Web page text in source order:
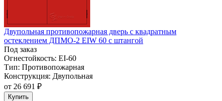
Двупольная противопожарная дверь с квадратным
остеклением ДПМО-2 EIW 60 с штангой
Под заказ
Огнестойкость: EI-60
Тип: Противопожарная
Конструкция: Двупольная
от 26 691 ₽
Купить